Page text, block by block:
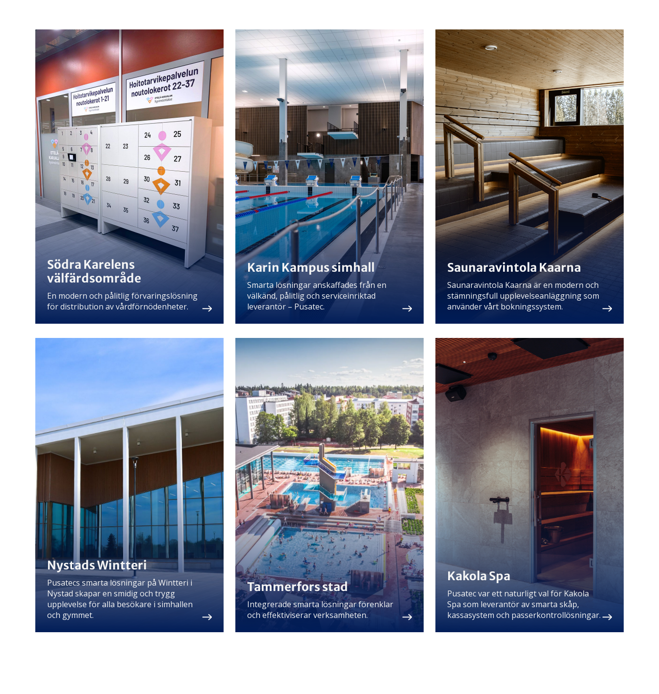
Södra Karelens
välfärdsområde
En modern och pålitlig förvaringslösning
för distribution av vårdförnödenheter.
Karin Kampus simhall
Smarta lösningar anskaffades från en
välkänd, pålitlig och serviceinriktad
leverantör – Pusatec.
Saunaravintola Kaarna
Saunaravintola Kaarna är en modern och
stämningsfull upplevelseanläggning som
använder vårt bokningssystem.
Nystads Wintteri
Pusatecs smarta lösningar på Wintteri i
Nystad skapar en smidig och trygg
upplevelse för alla besökare i simhallen
och gymmet.
Tammerfors stad
Integrerade smarta lösningar förenklar
och effektiviserar verksamheten.
Kakola Spa
Pusatec var ett naturligt val för Kakola
Spa som leverantör av smarta skåp,
kassasystem och passerkontrollösningar.